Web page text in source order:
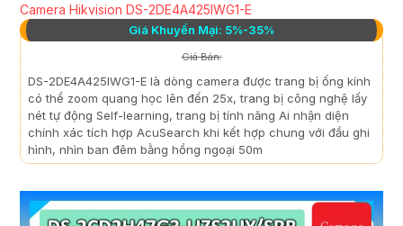
Camera Hikvision DS-2DE4A425IWG1-E
Giá Khuyến Mại: 5%-35%
Giá Bán:
DS-2DE4A425IWG1-E là dòng camera được trang bị ống kính
có thể zoom quang học lên đến 25x, trang bị công nghệ lấy
nét tự động Self-learning, trang bị tính năng Ai nhận diện
chính xác tích hợp AcuSearch khi kết hợp chung với đầu ghi
hình, nhìn ban đêm bằng hồng ngoại 50m